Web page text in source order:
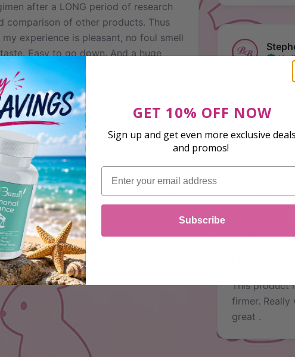
after a LONG period of research
comparison of other products. Thus
my experience is pleasant, no foul smell
Easy to go down. And a huge
no nausea! No change in breasts yet,
soon to tell, and not expecting
results, but hoping for the best!
be continuing (:
Thank you
I had very
using bust
change as I
and it is a
Thank you.
This product
firmer.
great .
GET 10% OFF NOW
Sign up and get even more exclusive deals
and promos!
Email
Subscribe